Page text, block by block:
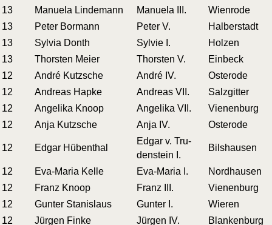
13
Manue­la Lindemann Manue­la III.
Wien­ro­de
13
Peter Bormann Peter V.
Hal­ber­stadt
13
Syl­via Donth Syl­vie I.
Hol­zen
13
Thors­ten Meier Thors­ten V.
Ein­beck
12
André Kutzsche André IV.
Oster­ode
12
Andre­as Hapke Andre­as VII.
Salz­git­ter
12
Ange­li­ka Knoop Ange­li­ka VII.
Vie­nen­burg
12
Anja Kutzsche Anja IV. Oster­ode
12 Edgar Hübenthal
Edgar v. Tru­
den­stein I.
Bils­hau­sen
12 Eva-Maria Kelle Eva-Maria I.
Nord­hau­sen
12
Franz Knoop Franz III.
Vie­nen­burg
12
Gun­ter Stanislaus Gun­ter I.
Wie­ren
12
Jür­gen Finke Jür­gen IV.
Blan­ken­burg